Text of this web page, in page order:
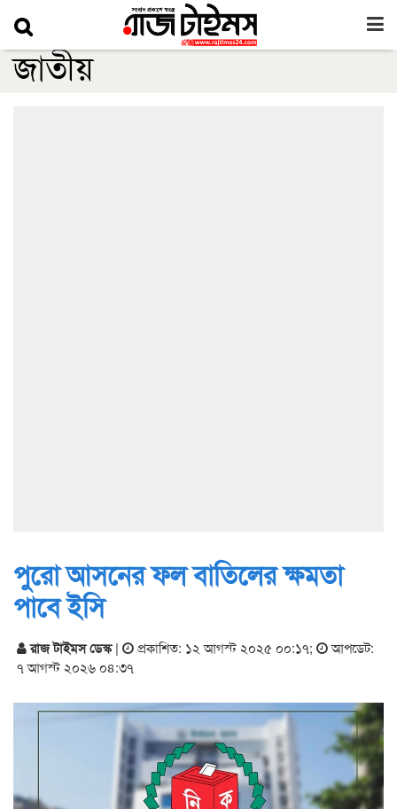
জাতীয়
পুরো আসনের ফল বাতিলের ক্ষমতা
পাবে ইসি
রাজ টাইমস ডেস্ক| প্রকাশিত: ১২ আগস্ট ২০২৫ ০০:১৭;
আপডেট:
৭ আগস্ট ২০২৬ ০৪:৩৭